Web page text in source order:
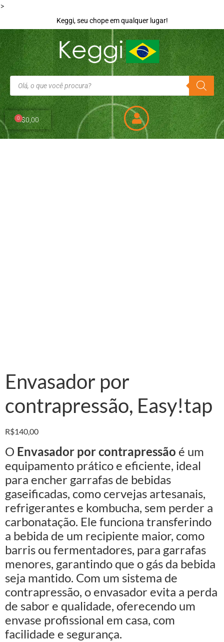
>
Keggi, seu chope em qualquer lugar!
R$0,00
0
Envasador por
contrapressão, Easy!tap
R$140,00
O Envasador por contrapressão é um
equipamento prático e eficiente, ideal
para encher garrafas de bebidas
gaseificadas, como cervejas artesanais,
refrigerantes e kombucha, sem perder a
carbonatação. Ele funciona transferindo
a bebida de um recipiente maior, como
barris ou fermentadores, para garrafas
menores, garantindo que o gás da bebida
seja mantido. Com um sistema de
contrapressão, o envasador evita a perda
de sabor e qualidade, oferecendo um
envase profissional em casa, com
facilidade e segurança.